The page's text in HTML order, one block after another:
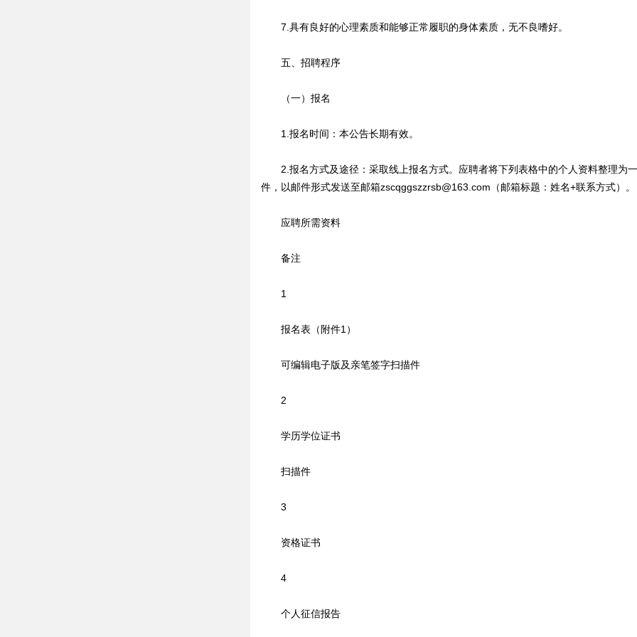
7.具有良好的心理素质和能够正常履职的身体素质，无不良嗜好。
五、招聘程序
（一）报名
1.报名时间：本公告长期有效。
2.报名方式及途径：采取线上报名方式。应聘者将下列表格中的个人资料整理为
件，以邮件形式发送至邮箱zscqggszzrsb@163.com（邮箱标题：姓名+联系方式）。
应聘所需资料
备注
1
报名表（附件1）
可编辑电子版及亲笔签字扫描件
2
学历学位证书
扫描件
3
资格证书
4
个人征信报告